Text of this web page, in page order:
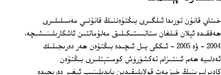
خىتاي قانۇن تورىدا ئىلگىرى بىڭتۇەننىڭ قانۇنىي مەسىلىلىرى
ھەققىدە ئېلان قىلغان ستاتىستىكىلىق مەلۇماتتىن ئاشكارىلىنىشىچە،
2004 - ۋە 2005 - ئىككى يىل ئىچىدە بىڭتۇەن ھەر دەرىجىلىك
ئەدلىيە ھەم ئىنتىزام تەكشۈرۈش كومىتېتلىرى بىڭتۇەن
كادىرلىرىنىڭ خىزمەت قولايلىقىدىن پايدىلىنىپ ئېغىر دەرىجىدە